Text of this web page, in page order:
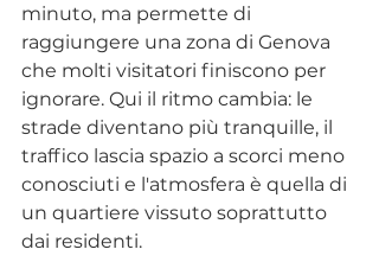
minuto, ma permette di
raggiungere una zona di Genova
che molti visitatori finiscono per
ignorare. Qui il ritmo cambia: le
strade diventano più tranquille, il
traffico lascia spazio a scorci meno
conosciuti e l'atmosfera è quella di
un quartiere vissuto soprattutto
dai residenti.